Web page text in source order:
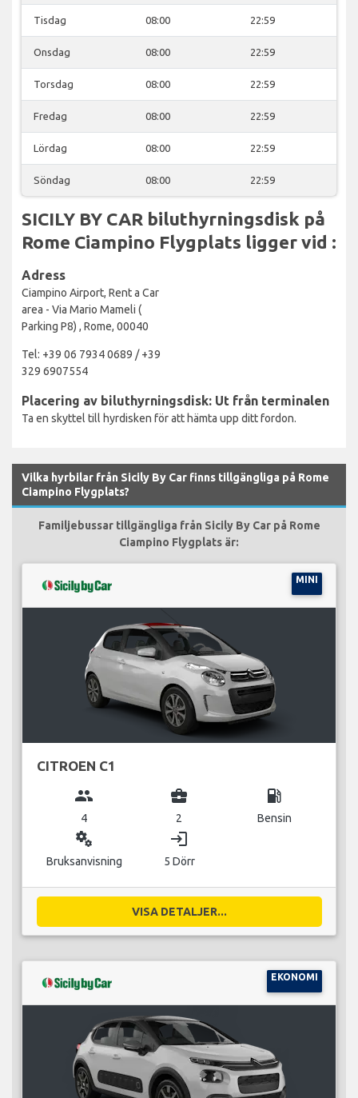
Tisdag 08:00 22:59
Onsdag 08:00 22:59
Torsdag 08:00 22:59
Fredag 08:00 22:59
Lördag 08:00 22:59
Söndag 08:00 22:59
SICILY BY CAR biluthyrningsdisk på
Rome Ciampino Flygplats ligger vid :
Adress
Ciampino Airport, Rent a Car
area - Via Mario Mameli (
Parking P8) , Rome, 00040
Tel: +39 06 7934 0689 / +39
329 6907554
Placering av biluthyrningsdisk: Ut från terminalen
Ta en skyttel till hyrdisken för att hämta upp ditt fordon.
Vilka hyrbilar från Sicily By Car finns tillgängliga på Rome
Ciampino Flygplats?
Familjebussar tillgängliga från Sicily By Car på Rome
Ciampino Flygplats är:
MINI
CITROEN C1
group
4
business_center
2
local_gas_station
Bensin
miscellaneous_services
Bruksanvisning
login
5 Dörr
VISA DETALJER...
EKONOMI